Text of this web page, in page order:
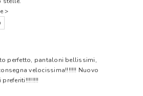
>
perfetto, pantaloni bellissimi,
velocissima!!!!!!! Nuovo